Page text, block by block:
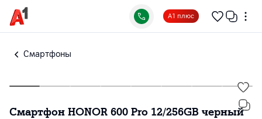
А1 плюс
Смартфоны
Смартфон HONOR 600 Pro 12/256GB черный